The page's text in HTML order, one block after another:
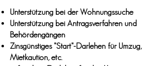
Unterstützung bei der Wohnungssuche
Unterstützung bei Antragsverfahren und
Behördengängen
Zinsgünstiges "Start"-Darlehen für Umzug,
Mietkaution, etc.